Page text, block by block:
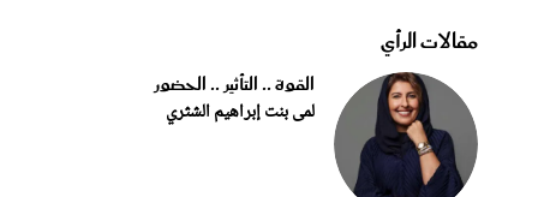
مقالات الرأي
القوة .. التأثير .. الحضور
لمى بنت إبراهيم الشثري